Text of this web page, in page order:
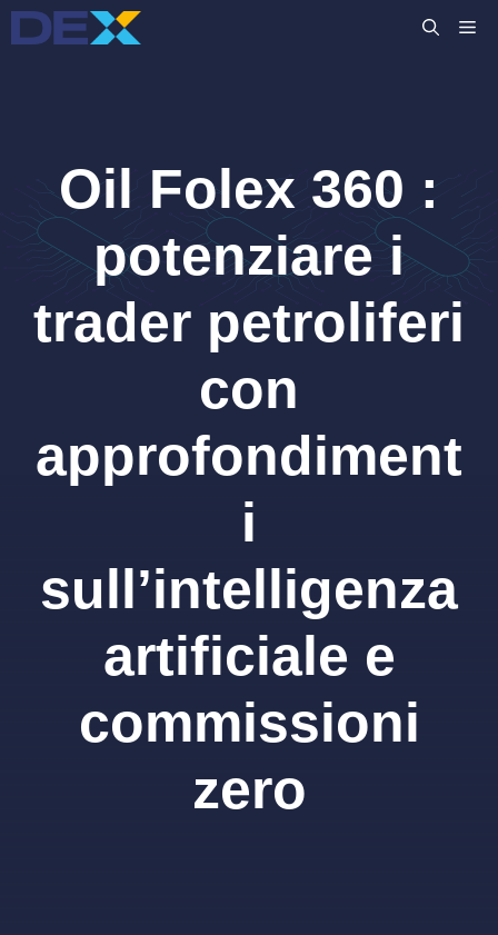
Vai
al
Oil Folex 360 :
potenziare i
trader petroliferi
con
approfondiment
i
sull’intelligenza
artificiale e
commissioni
zero